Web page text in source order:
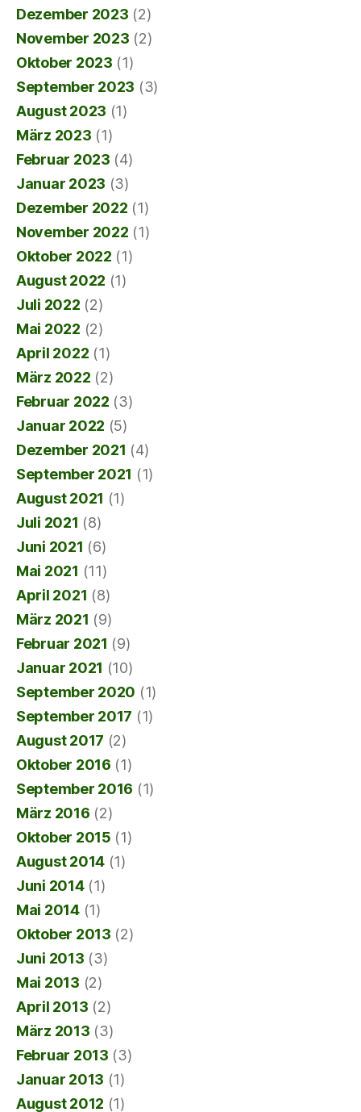
Dezember 2023 (2)
November 2023 (2)
Oktober 2023 (1)
September 2023 (3)
August 2023 (1)
März 2023 (1)
Februar 2023 (4)
Januar 2023 (3)
Dezember 2022 (1)
November 2022 (1)
Oktober 2022 (1)
August 2022 (1)
Juli 2022 (2)
Mai 2022 (2)
April 2022 (1)
März 2022 (2)
Februar 2022 (3)
Januar 2022 (5)
Dezember 2021 (4)
September 2021 (1)
August 2021 (1)
Juli 2021 (8)
Juni 2021 (6)
Mai 2021 (11)
April 2021 (8)
März 2021 (9)
Februar 2021 (9)
Januar 2021 (10)
September 2020 (1)
September 2017 (1)
August 2017 (2)
Oktober 2016 (1)
September 2016 (1)
März 2016 (2)
Oktober 2015 (1)
August 2014 (1)
Juni 2014(1)
Mai 2014(1)
Oktober 2013 (2)
Juni 2013 (3)
Mai 2013 (2)
April 2013 (2)
März 2013 (3)
Februar 2013 (3)
Januar 2013 (1)
August 2012 (1)